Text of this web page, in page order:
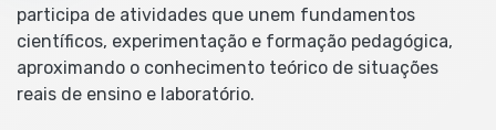
participa de atividades que unem fundamentos
científicos, experimentação e formação pedagógica,
aproximando o conhecimento teórico de situações
reais de ensino e laboratório.